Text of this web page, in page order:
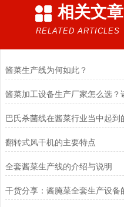
相关文章
RELATED ARTICLES
酱菜生产线为何如此？
翻转式风干机的主要特点
全套酱菜生产线的介绍与说明